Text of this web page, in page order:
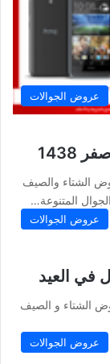
عروض الجوالات
والصيف للجوالات 21 صفر 1438 عروض الشتاء والصيف
عروض الجوالات
في العيد
الشتاء و الصيف
عروض الجوالات